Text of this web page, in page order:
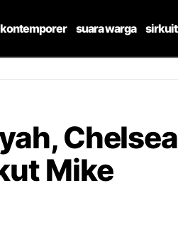
kontemporer suara warga sirkuit
Chelsea
Mike